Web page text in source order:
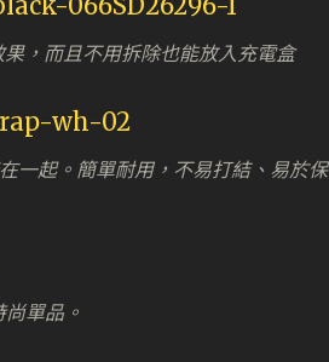
，而且不用拆除也能放入充電盒
一起。簡單耐用，不易打結、易於保
單品。